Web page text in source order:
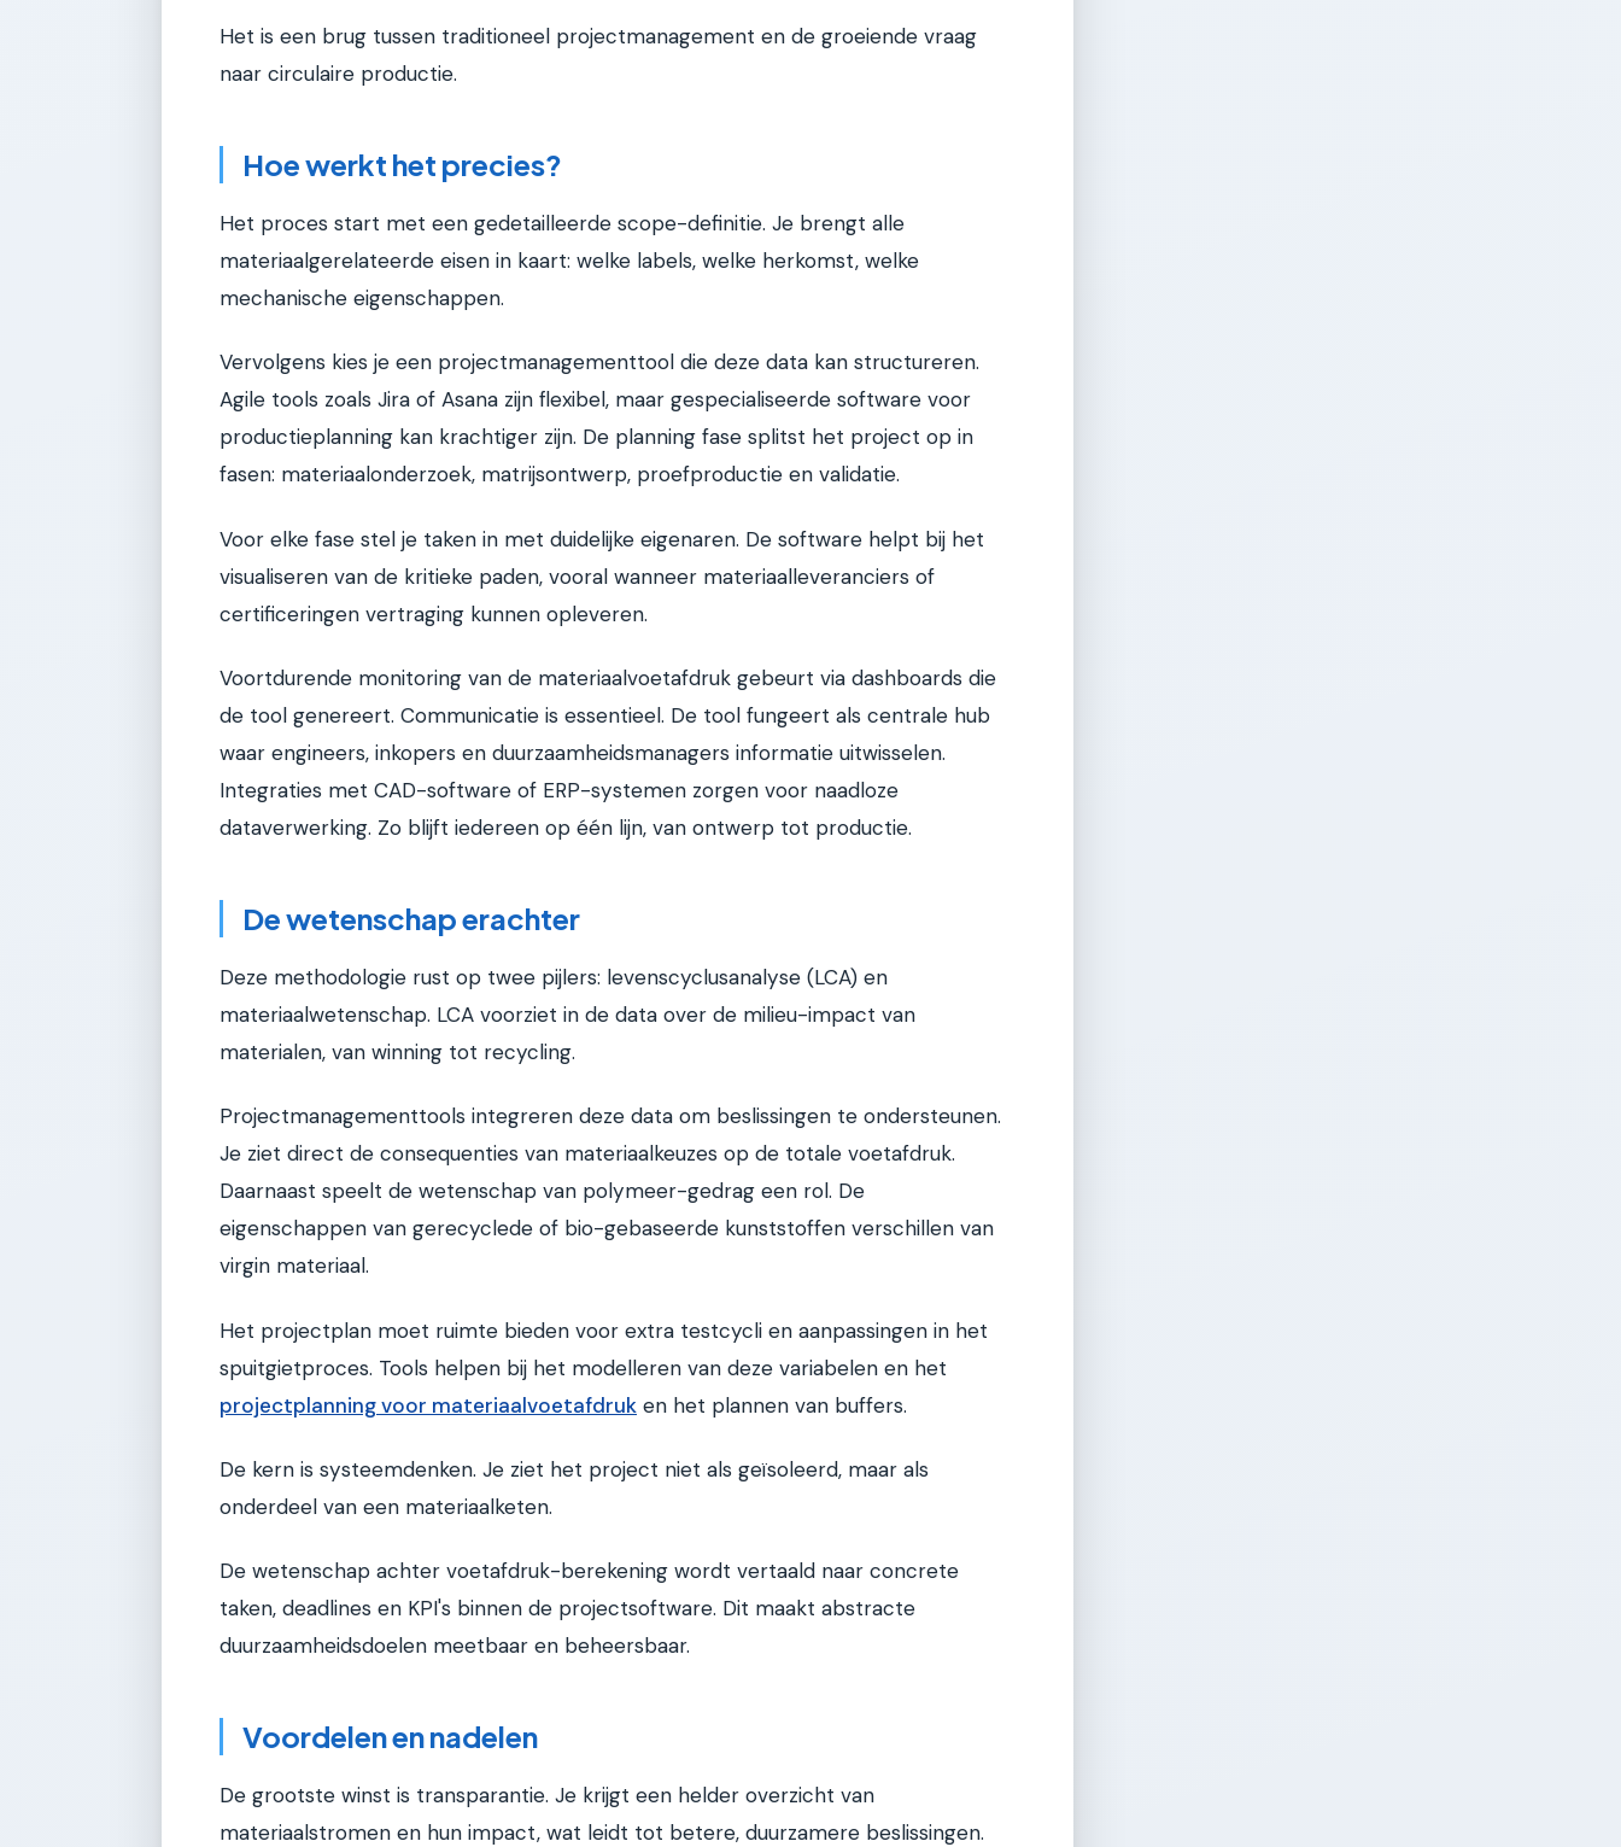
Het is een brug tussen traditioneel projectmanagement en de groeiende vraag
naar circulaire productie.
Hoe werkt het precies?
Het proces start met een gedetailleerde scope-definitie. Je brengt alle
materiaalgerelateerde eisen in kaart: welke labels, welke herkomst, welke
mechanische eigenschappen.
Vervolgens kies je een projectmanagementtool die deze data kan structureren.
Agile tools zoals Jira of Asana zijn flexibel, maar gespecialiseerde software voor
productieplanning kan krachtiger zijn. De planning fase splitst het project op in
fasen: materiaalonderzoek, matrijsontwerp, proefproductie en validatie.
Voor elke fase stel je taken in met duidelijke eigenaren. De software helpt bij het
visualiseren van de kritieke paden, vooral wanneer materiaalleveranciers of
certificeringen vertraging kunnen opleveren.
Voortdurende monitoring van de materiaalvoetafdruk gebeurt via dashboards die
de tool genereert. Communicatie is essentieel. De tool fungeert als centrale hub
waar engineers, inkopers en duurzaamheidsmanagers informatie uitwisselen.
Integraties met CAD-software of ERP-systemen zorgen voor naadloze
dataverwerking. Zo blijft iedereen op één lijn, van ontwerp tot productie.
De wetenschap erachter
Deze methodologie rust op twee pijlers: levenscyclusanalyse (LCA) en
materiaalwetenschap. LCA voorziet in de data over de milieu-impact van
materialen, van winning tot recycling.
Projectmanagementtools integreren deze data om beslissingen te ondersteunen.
Je ziet direct de consequenties van materiaalkeuzes op de totale voetafdruk.
Daarnaast speelt de wetenschap van polymeer-gedrag een rol. De
eigenschappen van gerecyclede of bio-gebaseerde kunststoffen verschillen van
virgin materiaal.
Het projectplan moet ruimte bieden voor extra testcycli en aanpassingen in het
spuitgietproces. Tools helpen bij het modelleren van deze variabelen en het
projectplanning voor materiaalvoetafdruk en het plannen van buffers.
De kern is systeemdenken. Je ziet het project niet als geïsoleerd, maar als
onderdeel van een materiaalketen.
De wetenschap achter voetafdruk-berekening wordt vertaald naar concrete
taken, deadlines en KPI's binnen de projectsoftware. Dit maakt abstracte
duurzaamheidsdoelen meetbaar en beheersbaar.
Voordelen en nadelen
De grootste winst is transparantie. Je krijgt een helder overzicht van
materiaalstromen en hun impact, wat leidt tot betere, duurzamere beslissingen.